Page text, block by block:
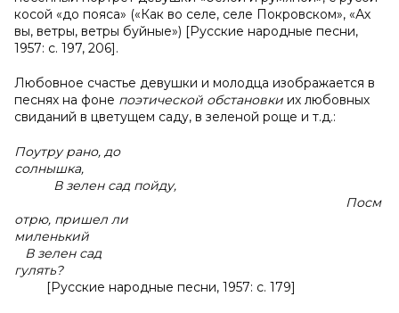
косой «до пояса» («Как во селе, селе Покровском», «Ах
вы, ветры, ветры буйные») [Русские народные песни,
1957: с. 197, 206].
Любовное счастье девушки и молодца изображается в
песнях на фоне поэтической обстановки их любовных
свиданий в цветущем саду, в зеленой роще и т.д.:
Поутру рано, до
солнышка,
В зелен сад пойду,
Посм
отрю, пришел ли
миленький
В зелен сад
гулять?
[Русские народные песни, 1957: с. 179]